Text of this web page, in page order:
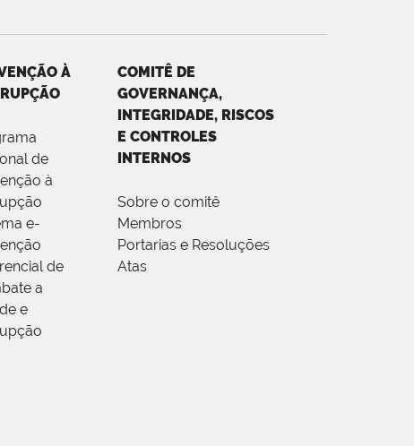
À
de
à
e-
de
a
e
COMITÊ DE
GOVERNANÇA,
INTEGRIDADE, RISCOS
E CONTROLES
INTERNOS
Sobre o comitê
Membros
Portarias e Resoluções
Atas